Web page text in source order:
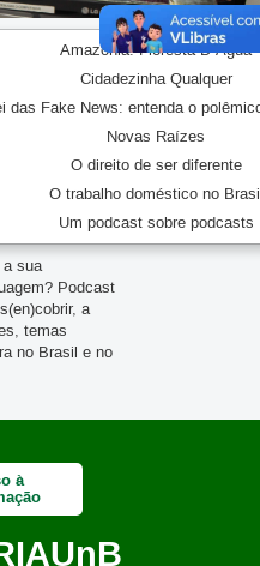
Amazônia: Floresta D`Água
Cidadezinha Qualquer
das Fake News: entenda o
Novas Raízes
O direito de ser diferente
O trabalho doméstico no
Um podcast sobre podcasts
a sua
Podcast
a
temas
no Brasil e no
à
UnB